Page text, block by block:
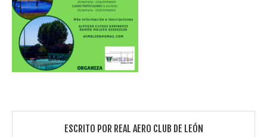
ESCRITO POR REAL AERO CLUB DE LEÓN